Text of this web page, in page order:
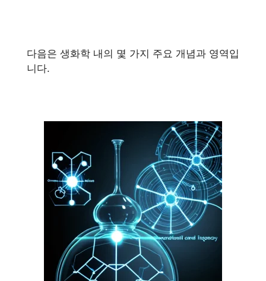
다음은 생화학 내의 몇 가지 주요 개념과 영역입
니다.